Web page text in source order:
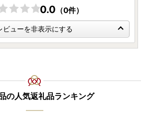
川市中央町1番1号
課たがわ魅力向上推進室
0.0 （0件）
ビューを非表示にする
の人気返礼品ランキング